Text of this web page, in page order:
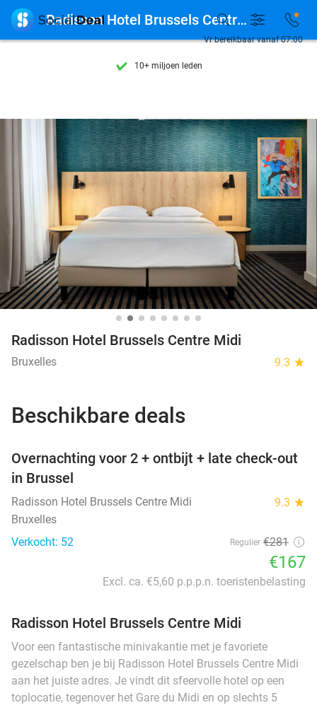
7 dagen per week beschikbaar
10+ miljoen leden
7 dagen per week beschikbaar
10+ miljoen leden
Vr bereikbaar vanaf 07:00
 Radisson Hotel Brussels Centre Midi
Radisson Hotel Brussels Centre Midi
Bruxelles 9.3 star
Beschikbare deals
Overnachting voor 2 + ontbijt + late check-out
in Brussel
Radisson Hotel Brussels Centre Midi 9.3 star
Bruxelles
Verkocht: 52
Regulier €281
€167
Excl. ca. €5,60 p.p.p.n. toeristenbelasting
Radisson Hotel Brussels Centre Midi
Voor een fantastische minivakantie met je favoriete
gezelschap ben je bij Radisson Hotel Brussels Centre Midi
aan het juiste adres. Je vindt dit sfeervolle hotel op een
toplocatie, tegenover het Gare du Midi en op slechts 5